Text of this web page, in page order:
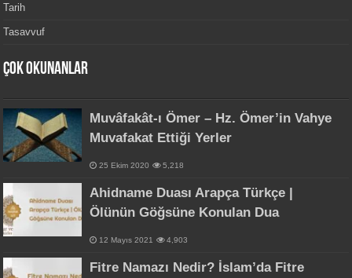
Tarih
Tasavvuf
Çok Okunanlar
Muvâfakât-ı Ömer – Hz. Ömer’in Vahye
Muvafakat Ettiği Yerler
25 Ekim 2020 5,218
Ahidname Duası Arapça Türkçe |
Ölünün Göğsüne Konulan Dua
12 Mayıs 2021 4,903
Fitre Namazı Nedir? İslam’da Fitre